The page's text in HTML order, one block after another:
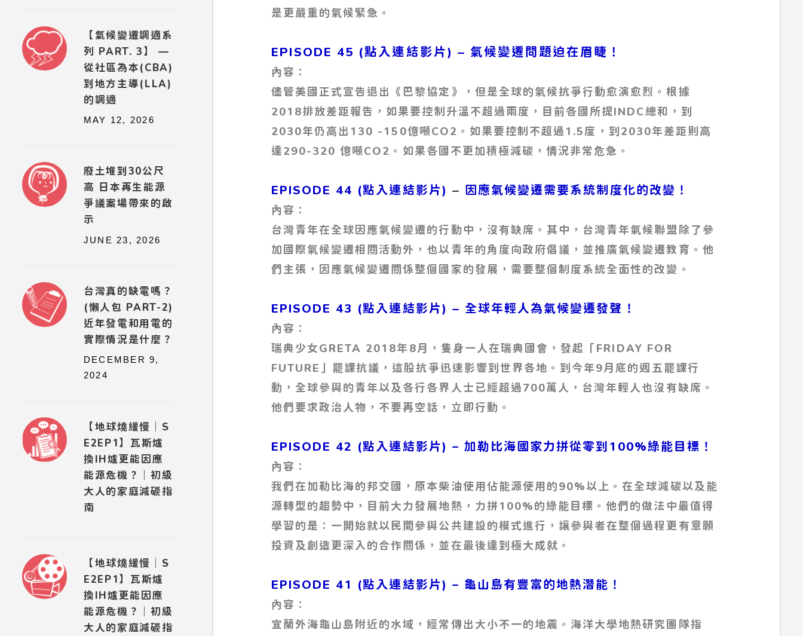
是更嚴重的氣候緊急。
EPISODE 45 (點入連結影片) – 氣候變遷問題迫在眉睫！
內容：
儘管美國正式宣告退出《巴黎協定》，但是全球的氣候抗爭行動愈演愈烈。根據
2018排放差距報告，如果要控制升溫不超過兩度，目前各國所提INDC總和，到
2030年仍高出130 -150億噸CO2。如果要控制不超過1.5度，到2030年差距則高
達290-320 億噸CO2。如果各國不更加積極減碳，情況非常危急。
EPISODE 44 (點入連結影片) – 因應氣候變遷需要系統制度化的改變！
內容：
台灣青年在全球因應氣候變遷的行動中，沒有缺席。其中，台灣青年氣候聯盟除了參
加國際氣候變遷相關活動外，也以青年的角度向政府倡議，並推廣氣候變遷教育。他
們主張，因應氣候變遷關係整個國家的發展，需要整個制度系統全面性的改變。
EPISODE 43 (點入連結影片) – 全球年輕人為氣候變遷發聲！
內容：
瑞典少女GRETA 2018年8月，隻身一人在瑞典國會，發起「FRIDAY FOR
FUTURE」罷課抗議，這股抗爭迅速影響到世界各地。到今年9月底的週五罷課行
動，全球參與的青年以及各行各界人士已經超過700萬人，台灣年輕人也沒有缺席。
他們要求政治人物，不要再空話，立即行動。
EPISODE 42 (點入連結影片) – 加勒比海國家力拼從零到100%綠能目標！
內容：
我們在加勒比海的邦交國，原本柴油使用佔能源使用的90%以上。在全球減碳以及能
源轉型的趨勢中，目前大力發展地熱，力拼100%的綠能目標。他們的做法中最值得
學習的是：一開始就以民間參與公共建設的模式進行，讓參與者在整個過程更有意願
投資及創造更深入的合作關係，並在最後達到極大成就。
EPISODE 41 (點入連結影片) – 龜山島有豐富的地熱潛能！
內容：
宜蘭外海龜山島附近的水域，經常傳出大小不一的地震。海洋大學地熱研究團隊指
【氣候變遷調適系
列 PART. 3】 —
從社區為本(CBA)
到地方主導(LLA)
的調適
MAY 12, 2026
廢土堆到30公尺
高 日本再生能源
爭議案場帶來的啟
示
JUNE 23, 2026
台灣真的缺電嗎？
(懶人包 PART-2)
近年發電和用電的
實際情況是什麼？
DECEMBER 9,
2024
【地球燒緩慢｜S
E2EP1】瓦斯爐
換IH爐更能因應
能源危機？｜初級
大人的家庭減碳指
南
【地球燒緩慢｜S
E2EP1】瓦斯爐
換IH爐更能因應
能源危機？｜初級
大人的家庭減碳指